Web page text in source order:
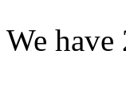
We have